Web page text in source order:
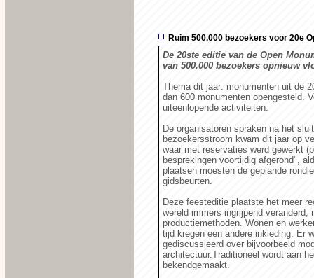
Ruim 500.000 bezoekers voor 20e
De 20ste editie van de Open
van 500.000 bezoekers opnieuw
Thema dit jaar: monumenten uit de
dan 600 monumenten opengesteld.
uiteenlopende activiteiten.
De organisatoren spraken na het
bezoekersstroom kwam dit jaar op
waar met reservaties werd gewerkt
besprekingen voortijdig afgerond",
plaatsen moesten de geplande
gidsbeurten.
Deze feesteditie plaatste het meer
wereld immers ingrijpend
productiemethoden. Wonen en
tijd kregen een andere inkleding. Er
gediscussieerd over bijvoorbeeld
architectuur.Traditioneel wordt aan
bekendgemaakt.